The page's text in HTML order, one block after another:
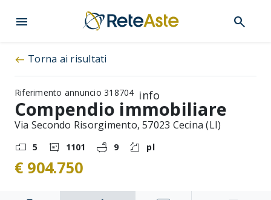
menu search
west Torna ai risultati
Riferimento annuncio 318704 info
Compendio immobiliare
Via Secondo Risorgimento, 57023 Cecina (LI)
5 1101 9 pl
€ 904.750